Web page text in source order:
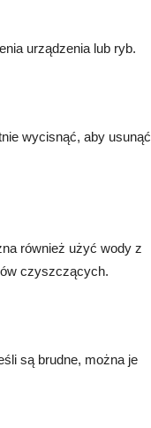
urządzenia lub ryb.
wycisnąć, aby usunąć
również użyć wody z
czyszczących.
są brudne, można je